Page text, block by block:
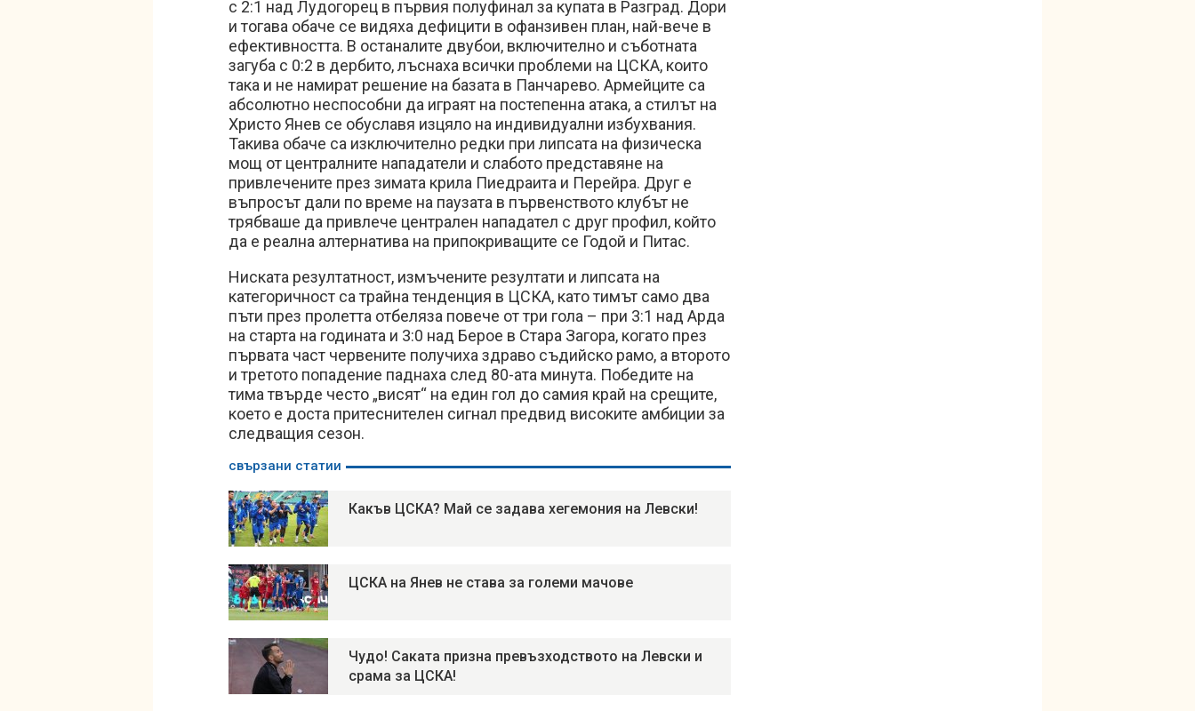
с 2:1 над Лудогорец в първия полуфинал за купата в Разград. Дори
и тогава обаче се видяха дефицити в офанзивен план, най-вече в
ефективността. В останалите двубои, включително и съботната
загуба с 0:2 в дербито, лъснаха всички проблеми на ЦСКА, които
така и не намират решение на базата в Панчарево. Армейците са
абсолютно неспособни да играят на постепенна атака, а стилът на
Христо Янев се обуславя изцяло на индивидуални избухвания.
Такива обаче са изключително редки при липсата на физическа
мощ от централните нападатели и слабото представяне на
привлечените през зимата крила Пиедраита и Перейра. Друг е
въпросът дали по време на паузата в първенството клубът не
трябваше да привлече централен нападател с друг профил, който
да е реална алтернатива на припокриващите се Годой и Питас.
Ниската резултатност, измъчените резултати и липсата на
категоричност са трайна тенденция в ЦСКА, като тимът само два
пъти през пролетта отбеляза повече от три гола – при 3:1 над Арда
на старта на годината и 3:0 над Берое в Стара Загора, когато през
първата част червените получиха здраво съдийско рамо, а второто
и третото попадение паднаха след 80-ата минута. Победите на
тима твърде често „висят“ на един гол до самия край на срещите,
което е доста притеснителен сигнал предвид високите амбиции за
следващия сезон.
свързани статии
Какъв ЦСКА? Май се задава хегемония на Левски!
ЦСКА на Янев не става за големи мачове
Чудо! Саката призна превъзходството на Левски и
срама за ЦСКА!